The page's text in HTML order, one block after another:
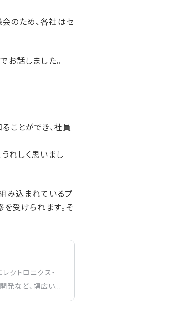
のため、各社はセ
お話しました。
ことができ、社員
れしく思いまし
み込まれているプ
を受けられます。そ
クトロニクス・
発など、幅広い